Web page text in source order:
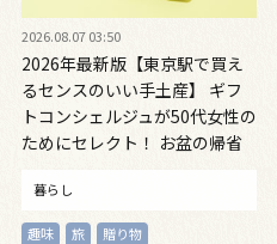
2026.08.07 03:50
2026年最新版【東京駅で買え
るセンスのいい手土産】 ギフ
トコンシェルジュが50代女性の
ためにセレクト！ お盆の帰省
暮らし
趣味 旅 贈り物